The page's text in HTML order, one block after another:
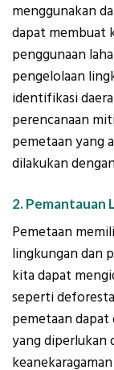
menggunakan
dapat membuat
penggunaan
pengelolaan
identifikasi
perencanaan
pemetaan yang
dilakukan
2. Pemantauan
Pemetaan
lingkungan dan
kita dapat
seperti
pemetaan
yang diperlukan